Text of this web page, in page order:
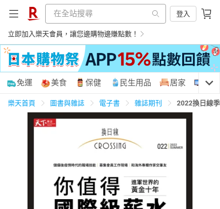
登入
立即加入樂天會員，讓您邊購物邊賺點數！
購物網分類
免運 美食 保健 民生用品 居家 3C
樂天首頁 圖書與雜誌 電子書 雜誌期刊 2022換日線